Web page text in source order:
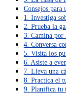
Consejos para
1. Investiga
2. Prueba la
3. Camina por
4. Conversa
5. Visita los
6. Asiste a
7. Lleva una
8. Practica el
9. Planifica tu